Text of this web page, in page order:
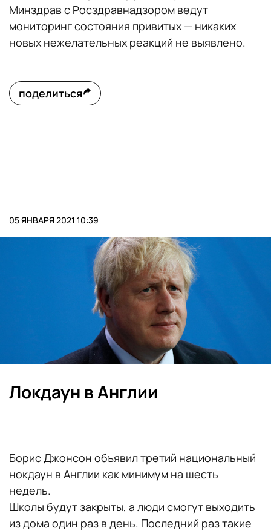
Минздрав с Росздравнадзором ведут
мониторинг состояния привитых — никаких
новых нежелательных реакций не выявлено.
поделиться
05 ЯНВАРЯ 2021 10:39
Локдаун в Англии
Борис Джонсон объявил третий национальный
нокдаун в Англии как минимум на шесть
недель.
Школы будут закрыты, а люди смогут выходить
из дома один раз в день. Последний раз такие